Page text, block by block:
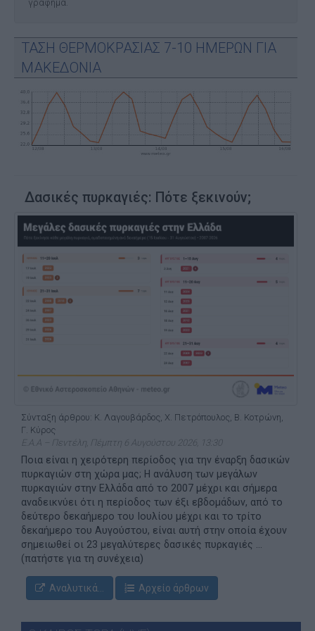
γράφημα.
ΤΑΣΗ ΘΕΡΜΟΚΡΑΣΙΑΣ 7-10 ΗΜΕΡΩΝ ΓΙΑ
ΜΑΚΕΔΟΝΙΑ
Δασικές πυρκαγιές: Πότε ξεκινούν;
Σύνταξη άρθρου: Κ. Λαγουβάρδος, Χ. Πετρόπουλος, Β. Κοτρώνη,
Γ. Κύρος
Ε.Α.Α – Πεντέλη, Πέμπτη 6 Αυγούστου 2026, 13:30
Ποια είναι η χειρότερη περίοδος για την έναρξη δασικών
πυρκαγιών στη χώρα μας; Η ανάλυση των μεγάλων
πυρκαγιών στην Ελλάδα από το 2007 μέχρι και σήμερα
αναδεικνύει ότι η περίοδος των έξι εβδομάδων, από το
δεύτερο δεκαήμερο του Ιουλίου μέχρι και το τρίτο
δεκαήμερο του Αυγούστου, είναι αυτή στην οποία έχουν
σημειωθεί οι 23 μεγαλύτερες δασικές πυρκαγιές ...
(πατήστε για τη συνέχεια)
Αναλυτικά... Αρχείο άρθρων